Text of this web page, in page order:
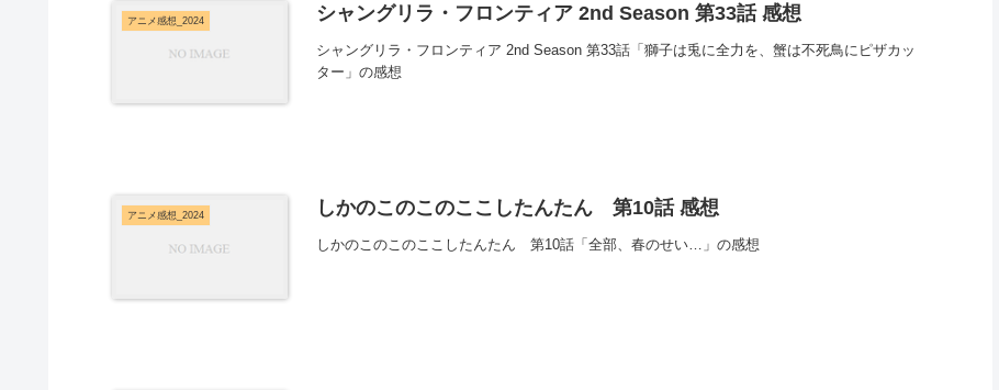
アニメ感想_2024 シャングリラ・フロンティア 2nd Season 第33話 感想
シャングリラ・フロンティア 2nd Season 第33話「獅子は兎に全力を、蟹は不死鳥にピザカッ
ター」の感想
アニメ感想_2024 しかのこのこのここしたんたん 第10話 感想
しかのこのこのここしたんたん 第10話「全部、春のせい…」の感想